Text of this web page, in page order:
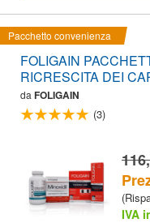
Pacchetto convenienza
FOLIGAIN
RICRESCITA DEI
da FOLIGAIN
(3)
IVA